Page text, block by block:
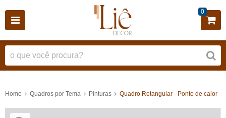
0
Home Quadros por Tema Pinturas Quadro Retangular - Ponto de calor